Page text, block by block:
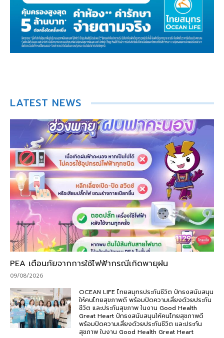
LATEST NEWS
PEA เตือนภัยจากการใช้ไฟฟ้ากรณีเกิดพายุฝน
09/08/2026
OCEAN LIFE ไทยสมุทรประกันชีวิต ปักธงสนับสนุน
ให้คนไทยสุขภาพดี พร้อมปิดความเสี่ยงด้วยประกัน
ชีวิต และประกันสุขภาพ ในงาน Good Health
Great Heart ปักธงสนับสนุนให้คนไทยสุขภาพดี
พร้อมปิดความเสี่ยงด้วยประกันชีวิต และประกัน
สุขภาพ ในงาน Good Health Great Heart